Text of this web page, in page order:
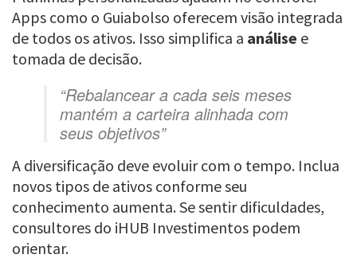
Apps como o Guiabolso oferecem visão integrada
de todos os ativos. Isso simplifica a análise e
tomada de decisão.
“Rebalancear a cada seis meses
mantém a carteira alinhada com
seus objetivos”
A diversificação deve evoluir com o tempo. Inclua
novos tipos de ativos conforme seu
conhecimento aumenta. Se sentir dificuldades,
consultores do iHUB Investimentos podem
orientar.